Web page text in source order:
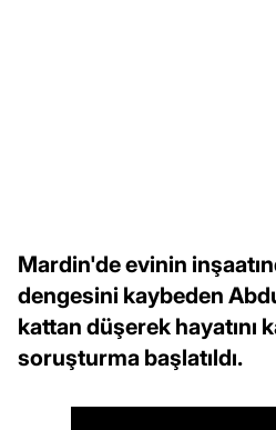
Mardin'de evinin
dengesini kaybeden
kattan düşerek hayatını
soruşturma başlatıldı.